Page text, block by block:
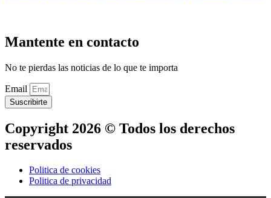
Mantente en contacto
No te pierdas las noticias de lo que te importa
Email
Suscribirte
Copyright 2026 © Todos los derechos
reservados
Politica de cookies
Politica de privacidad